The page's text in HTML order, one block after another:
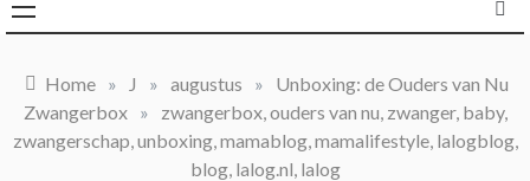
Home » J » augustus »
Unboxing: de Ouders van Nu
Zwangerbox
»
zwangerbox, ouders van nu, zwanger, baby,
zwangerschap, unboxing, mamablog, mamalifestyle, lalogblog,
blog, lalog.nl, lalog